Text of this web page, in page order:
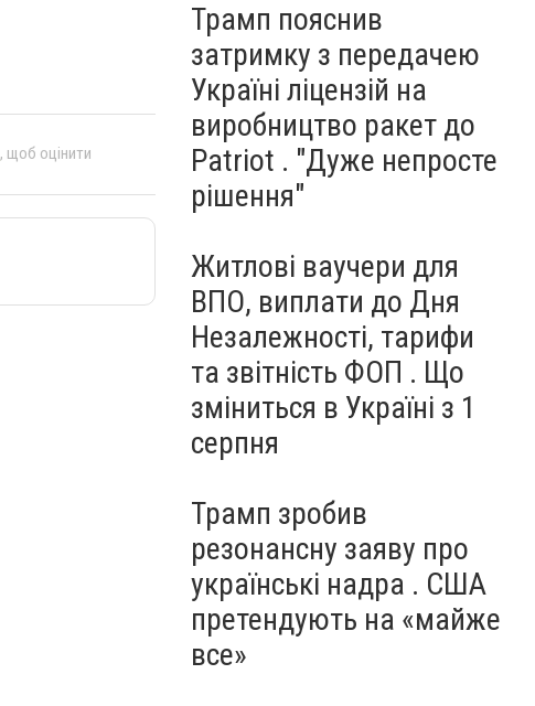
, щоб оцінити
Трамп пояснив
затримку з передачею
Україні ліцензій на
виробництво ракет до
Patriot . "Дуже непросте
рішення"
Житлові ваучери для
ВПО, виплати до Дня
Незалежності, тарифи
та звітність ФОП . Що
зміниться в Україні з 1
серпня
Трамп зробив
резонансну заяву про
українські надра . США
претендують на «майже
все»